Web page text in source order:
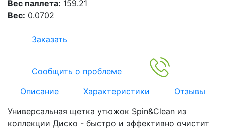
Вес паллета: 159.21
Вес: 0.0702
Заказать
Сообщить о проблеме
Описание
Характеристики
Отзывы
Универсальная щетка утюжок Spin&Clean из
коллекции Диско - быстро и эффективно очистит